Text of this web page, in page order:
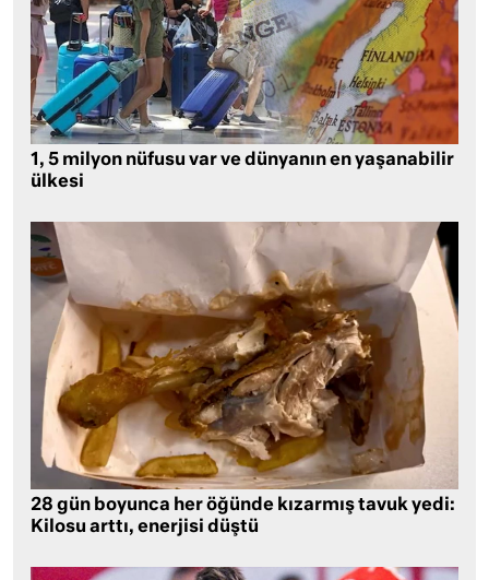
1, 5 milyon nüfusu var ve dünyanın en yaşanabilir
ülkesi
28 gün boyunca her öğünde kızarmış tavuk yedi:
Kilosu arttı, enerjisi düştü